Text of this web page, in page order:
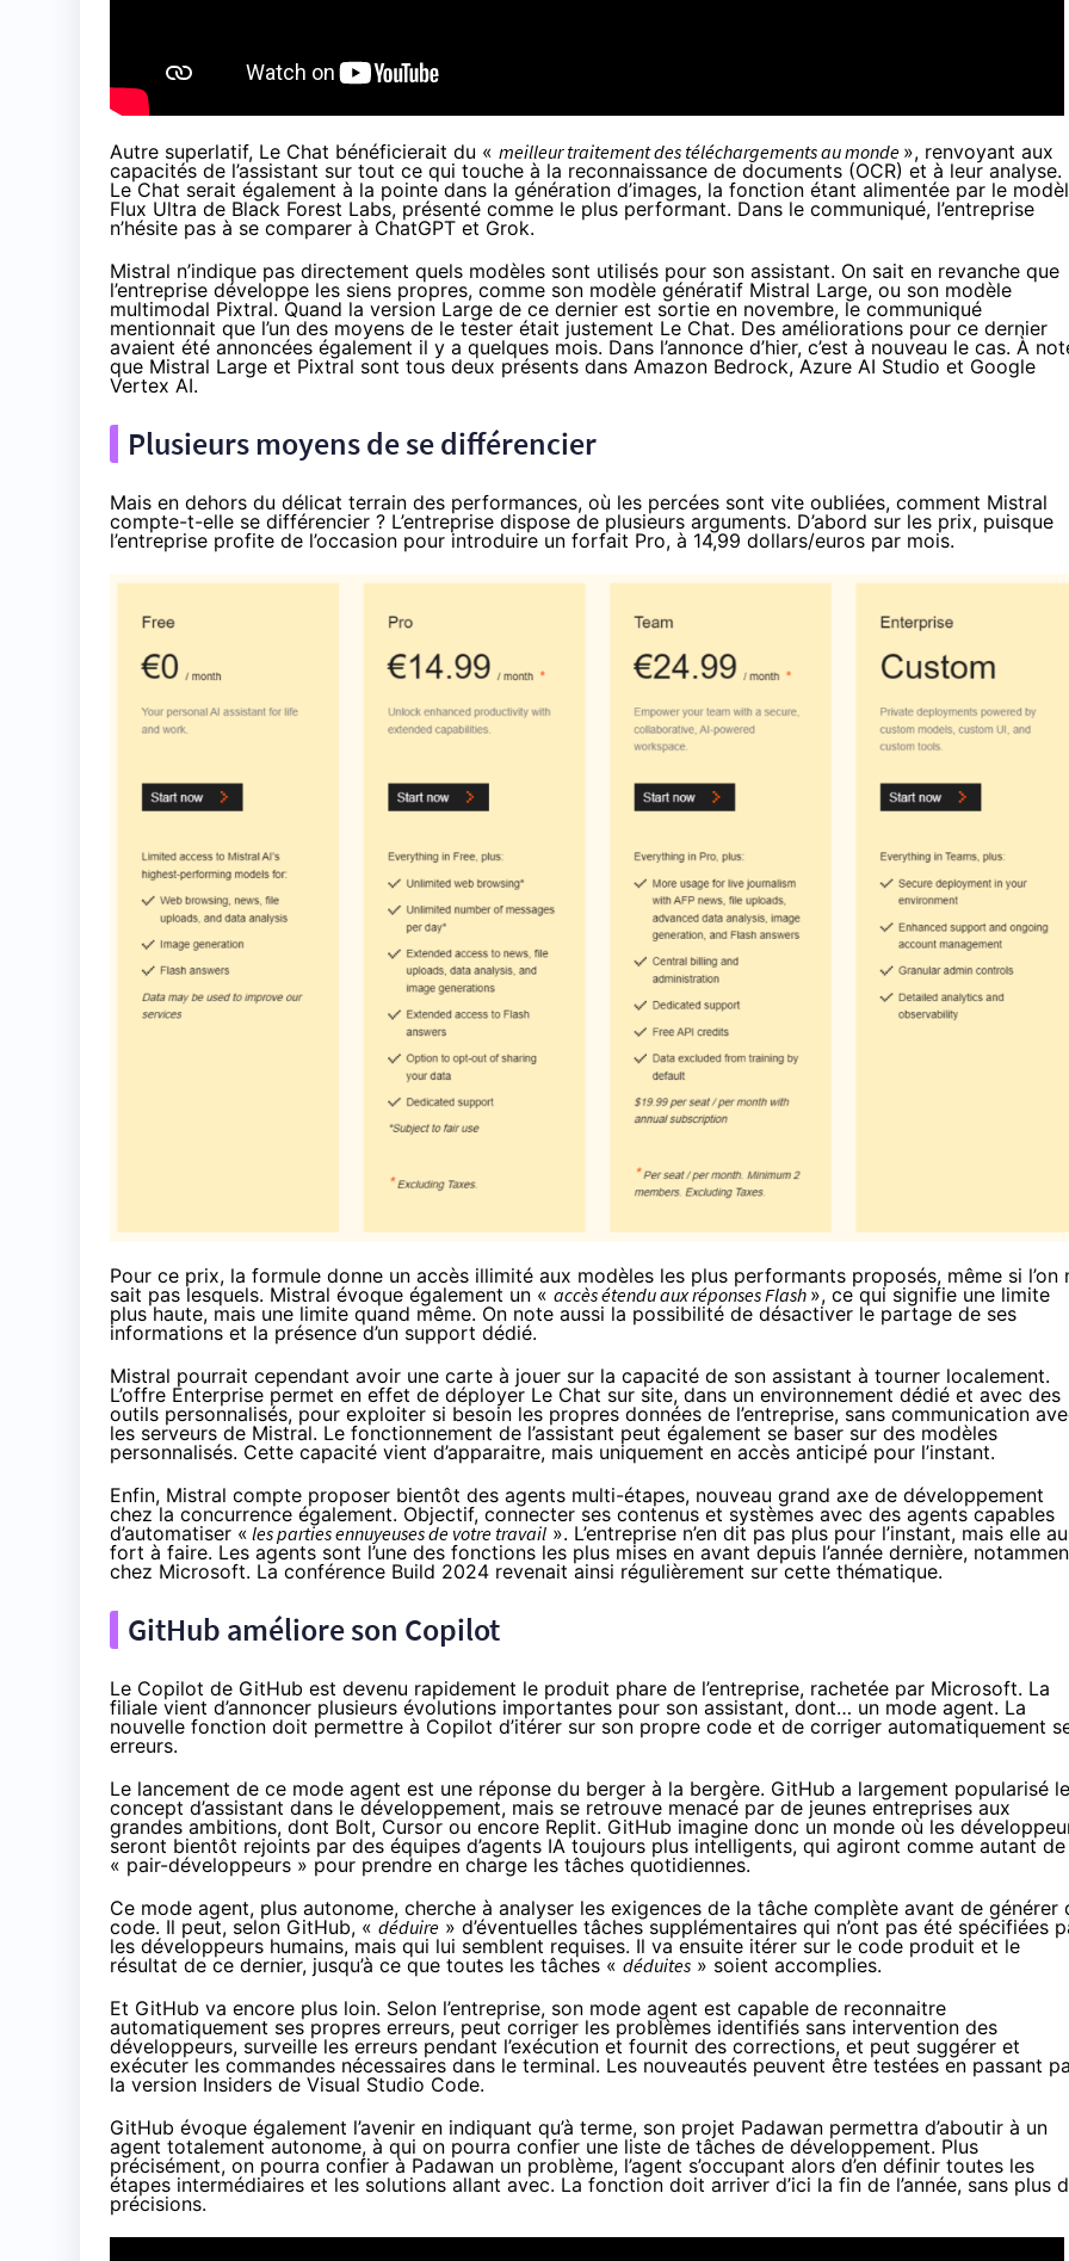
Autre superlatif, Le Chat bénéficierait du « meilleur traitement des téléchargements au monde », renvoyant aux
capacités de l’assistant sur tout ce qui touche à la reconnaissance de documents (OCR) et à leur analyse.
Le Chat serait également à la pointe dans la génération d’images, la fonction étant alimentée par le
Flux Ultra de Black Forest Labs, présenté comme le plus performant. Dans le communiqué, l’entreprise
n’hésite pas à se comparer à ChatGPT et Grok.
Mistral n’indique pas directement quels modèles sont utilisés pour son assistant. On sait en revanche que
l’entreprise développe les siens propres, comme son modèle génératif Mistral Large, ou son modèle
multimodal Pixtral. Quand la version Large de ce dernier est sortie en novembre, le communiqué
mentionnait que l’un des moyens de le tester était justement Le Chat. Des améliorations pour ce dernier
avaient été annoncées également il y a quelques mois. Dans l’annonce d’hier, c’est à nouveau le cas. À
que Mistral Large et Pixtral sont tous deux présents dans Amazon Bedrock, Azure AI Studio et Google
Vertex AI.
Plusieurs moyens de se différencier
Mais en dehors du délicat terrain des performances, où les percées sont vite oubliées, comment Mistral
compte-t-elle se différencier ? L’entreprise dispose de plusieurs arguments. D’abord sur les prix, puisque
l’entreprise profite de l’occasion pour introduire un forfait Pro, à 14,99 dollars/euros par mois.
Pour ce prix, la formule donne un accès illimité aux modèles les plus performants proposés, même si l’on
sait pas lesquels. Mistral évoque également un « accès étendu aux réponses Flash », ce qui signifie une limite
plus haute, mais une limite quand même. On note aussi la possibilité de désactiver le partage de ses
informations et la présence d’un support dédié.
Mistral pourrait cependant avoir une carte à jouer sur la capacité de son assistant à tourner localement.
L’offre Enterprise permet en effet de déployer Le Chat sur site, dans un environnement dédié et avec des
outils personnalisés, pour exploiter si besoin les propres données de l’entreprise, sans communication
les serveurs de Mistral. Le fonctionnement de l’assistant peut également se baser sur des modèles
personnalisés. Cette capacité vient d’apparaitre, mais uniquement en accès anticipé pour l’instant.
Enfin, Mistral compte proposer bientôt des agents multi-étapes, nouveau grand axe de développement
chez la concurrence également. Objectif, connecter ses contenus et systèmes avec des agents capables
d’automatiser « les parties ennuyeuses de votre travail ». L’entreprise n’en dit pas plus pour l’instant, mais elle
fort à faire. Les agents sont l’une des fonctions les plus mises en avant depuis l’année dernière,
chez Microsoft. La conférence Build 2024 revenait ainsi régulièrement sur cette thématique.
GitHub améliore son Copilot
Le Copilot de GitHub est devenu rapidement le produit phare de l’entreprise, rachetée par Microsoft. La
filiale vient d’annoncer plusieurs évolutions importantes pour son assistant, dont… un mode agent. La
nouvelle fonction doit permettre à Copilot d’itérer sur son propre code et de corriger automatiquement
erreurs.
Le lancement de ce mode agent est une réponse du berger à la bergère. GitHub a largement popularisé le
concept d’assistant dans le développement, mais se retrouve menacé par de jeunes entreprises aux
grandes ambitions, dont Bolt, Cursor ou encore Replit. GitHub imagine donc un monde où les
seront bientôt rejoints par des équipes d’agents IA toujours plus intelligents, qui agiront comme autant de
« pair-développeurs » pour prendre en charge les tâches quotidiennes.
Ce mode agent, plus autonome, cherche à analyser les exigences de la tâche complète avant de générer
code. Il peut, selon GitHub, « déduire » d’éventuelles tâches supplémentaires qui n’ont pas été spécifiées
les développeurs humains, mais qui lui semblent requises. Il va ensuite itérer sur le code produit et le
résultat de ce dernier, jusqu’à ce que toutes les tâches « déduites » soient accomplies.
Et GitHub va encore plus loin. Selon l’entreprise, son mode agent est capable de reconnaitre
automatiquement ses propres erreurs, peut corriger les problèmes identifiés sans intervention des
développeurs, surveille les erreurs pendant l’exécution et fournit des corrections, et peut suggérer et
exécuter les commandes nécessaires dans le terminal. Les nouveautés peuvent être testées en passant
la version Insiders de Visual Studio Code.
GitHub évoque également l’avenir en indiquant qu’à terme, son projet Padawan permettra d’aboutir à un
agent totalement autonome, à qui on pourra confier une liste de tâches de développement. Plus
précisément, on pourra confier à Padawan un problème, l’agent s’occupant alors d’en définir toutes les
étapes intermédiaires et les solutions allant avec. La fonction doit arriver d’ici la fin de l’année, sans plus
précisions.